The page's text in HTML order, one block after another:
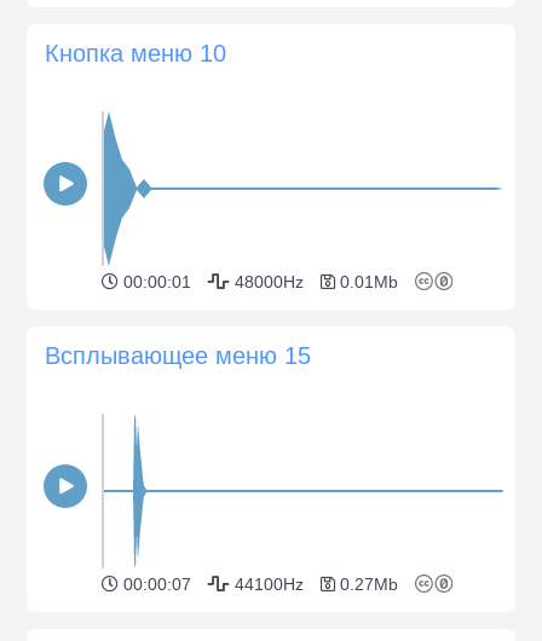
Кнопка меню 10
00:00:01 48000Hz 0.01Mb
Всплывающее меню 15
00:00:07 44100Hz 0.27Mb